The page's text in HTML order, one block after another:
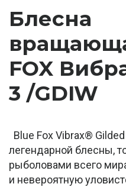
Блесна
FOX
3 /GDIW
Blue Fox Vibrax®
легендарной блесны,
рыболовами всего
и невероятную